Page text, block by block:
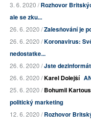
3. 6. 2020 /Rozhovor
ale se zku...
26. 6. 2020 /Zalesňování je
26. 6. 2020 /Koronavirus:
nedostatke...
26. 6. 2020 /Jste
26. 6. 2020 /Karel Dolejší
25. 6. 2020 /Bohumil Kartous
politický marketing
12. 6. 2020 /Rozhovor